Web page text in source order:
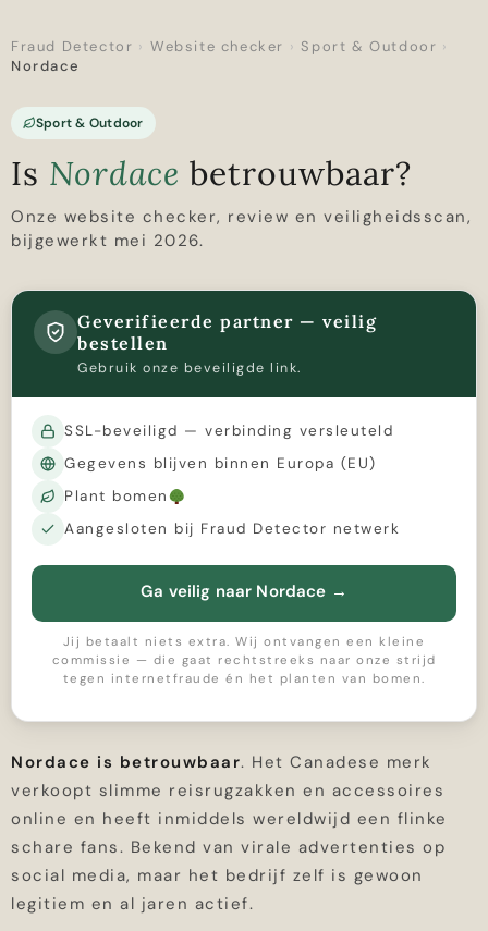
Fraud Detector › Website checker › Sport & Outdoor ›
Nordace
Sport & Outdoor
Is Nordace betrouwbaar?
Onze website checker, review en veiligheidsscan,
bijgewerkt mei 2026.
Geverifieerde partner — veilig
bestellen
Gebruik onze beveiligde link.
SSL-beveiligd — verbinding versleuteld
Gegevens blijven binnen Europa (EU)
Plant bomen
Aangesloten bij Fraud Detector netwerk
Ga veilig naar Nordace →
Jij betaalt niets extra. Wij ontvangen een kleine
commissie — die gaat rechtstreeks naar onze strijd
tegen internetfraude én het planten van bomen.
Nordace is betrouwbaar. Het Canadese merk
verkoopt slimme reisrugzakken en accessoires
online en heeft inmiddels wereldwijd een flinke
schare fans. Bekend van virale advertenties op
social media, maar het bedrijf zelf is gewoon
legitiem en al jaren actief.